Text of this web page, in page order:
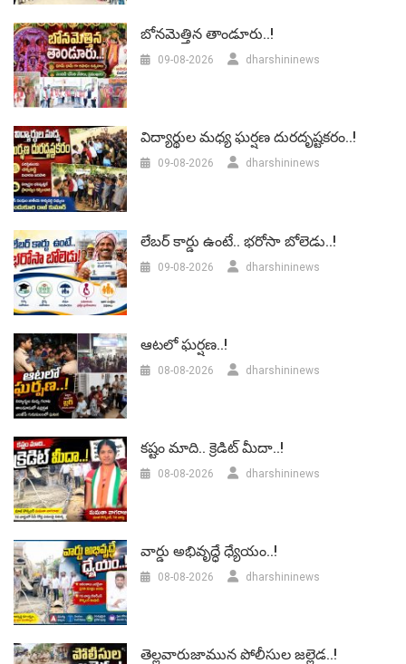
బోనమెత్తిన తాండూరు..!
09-08-2026 dharshininews
విద్యార్థుల మధ్య ఘర్షణ దురదృష్టకరం..!
09-08-2026 dharshininews
లేబర్‌ కార్డు ఉంటే.. భరోసా బోలెడు..!
09-08-2026 dharshininews
ఆటలో ఘర్షణ..!
08-08-2026 dharshininews
కష్టం మాది.. క్రెడిట్ మీదా..!
08-08-2026 dharshininews
వార్డు అభివృద్ధే ధ్యేయం..!
08-08-2026 dharshininews
తెల్లవారుజామున పోలీసుల జల్లెడ..!